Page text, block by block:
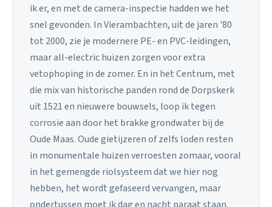
ik er, en met de camera-inspectie hadden we het
snel gevonden. In Vierambachten, uit de jaren '80
tot 2000, zie je modernere PE- en PVC-leidingen,
maar all-electric huizen zorgen voor extra
vetophoping in de zomer. En in het Centrum, met
die mix van historische panden rond de Dorpskerk
uit 1521 en nieuwere bouwsels, loop ik tegen
corrosie aan door het brakke grondwater bij de
Oude Maas. Oude gietijzeren of zelfs loden resten
in monumentale huizen verroesten zomaar, vooral
in het gemengde riolsysteem dat we hier nog
hebben, het wordt gefaseerd vervangen, maar